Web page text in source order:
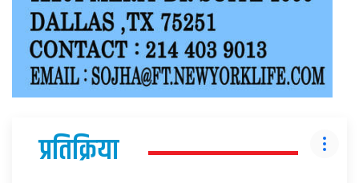
प्रतिक्रिया